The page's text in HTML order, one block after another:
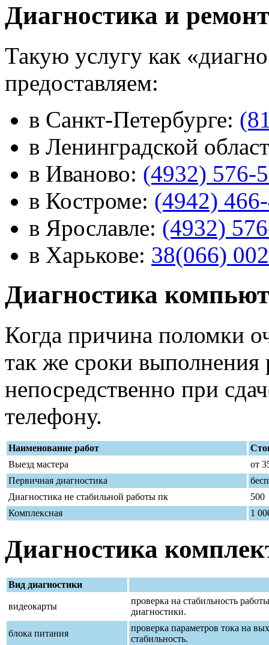
Диагностика и
Такую услугу как
предоставляем:
в Санкт-Петербурге:
в Ленинградской
в Иваново: (4932) 576-
в Костроме: (4942)
в Ярославле: (4932)
в Харькове: 38(066)
Диагностика
Когда причина поломки
так же сроки
непосредственно при
телефону.
Наименование работ
Выезд мастера
от
Первичная диагностика
Диагностика не стабильной работы пк
500
Комплексная
1
Диагностика
Вид диагностики
видеокарты
проверка на стабильность
диагностики.
блока питания
проверка параметров тока на
стабильность.